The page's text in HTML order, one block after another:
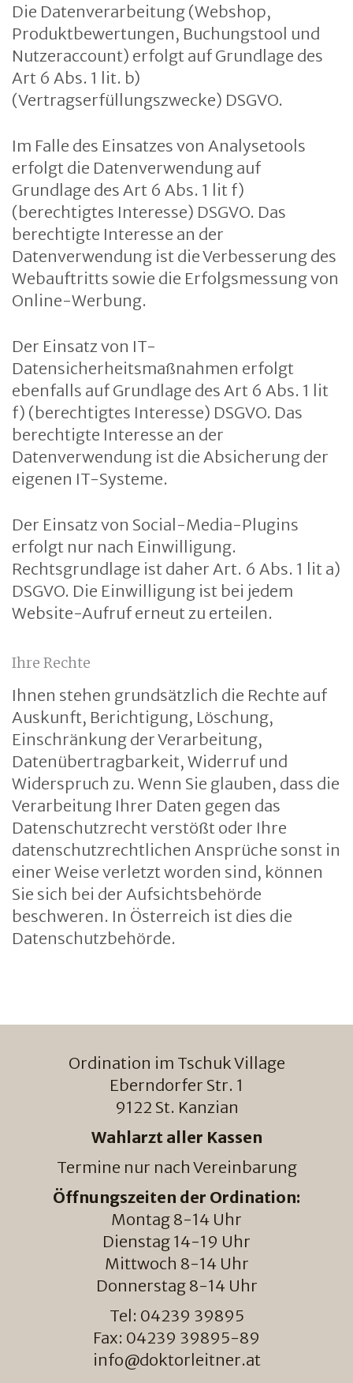
Die Datenverarbeitung (Webshop,
Produktbewertungen, Buchungstool und
Nutzeraccount) erfolgt auf Grundlage des
Art 6 Abs. 1 lit. b)
(Vertragserfüllungszwecke) DSGVO.
Im Falle des Einsatzes von Analysetools
erfolgt die Datenverwendung auf
Grundlage des Art 6 Abs. 1 lit f)
(berechtigtes Interesse) DSGVO. Das
berechtigte Interesse an der
Datenverwendung ist die Verbesserung des
Webauftritts sowie die Erfolgsmessung von
Online-Werbung.
Der Einsatz von IT-
Datensicherheitsmaßnahmen erfolgt
ebenfalls auf Grundlage des Art 6 Abs. 1 lit
f) (berechtigtes Interesse) DSGVO. Das
berechtigte Interesse an der
Datenverwendung ist die Absicherung der
eigenen IT-Systeme.
Der Einsatz von Social-Media-Plugins
erfolgt nur nach Einwilligung.
Rechtsgrundlage ist daher Art. 6 Abs. 1 lit a)
DSGVO. Die Einwilligung ist bei jedem
Website-Aufruf erneut zu erteilen.
Ihre Rechte
Ihnen stehen grundsätzlich die Rechte auf
Auskunft, Berichtigung, Löschung,
Einschränkung der Verarbeitung,
Datenübertragbarkeit, Widerruf und
Widerspruch zu. Wenn Sie glauben, dass die
Verarbeitung Ihrer Daten gegen das
Datenschutzrecht verstößt oder Ihre
datenschutzrechtlichen Ansprüche sonst in
einer Weise verletzt worden sind, können
Sie sich bei der Aufsichtsbehörde
beschweren. In Österreich ist dies die
Datenschutzbehörde.
Ordination im Tschuk Village
Eberndorfer Str. 1
9122 St. Kanzian
Wahlarzt aller Kassen
Termine nur nach Vereinbarung
Öffnungszeiten der Ordination:
Montag 8-14 Uhr
Dienstag 14-19 Uhr
Mittwoch 8-14 Uhr
Donnerstag 8-14 Uhr
Tel: 04239 39895
Fax: 04239 39895-89
info@doktorleitner.at